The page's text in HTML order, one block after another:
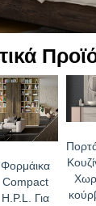
χημικά
υφή και αφή
Φορμάικα
Compact
H.P.L. Για